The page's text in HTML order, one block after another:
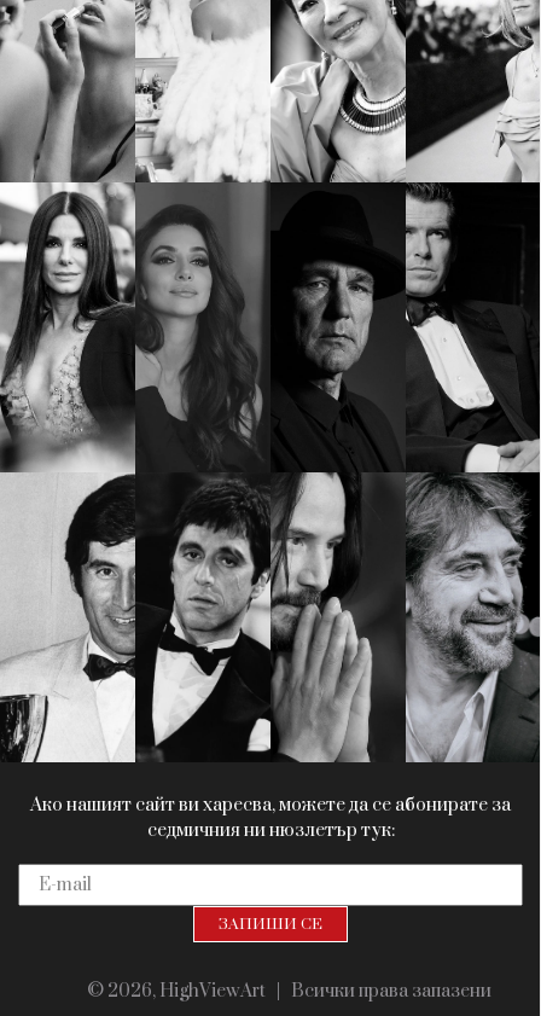
КАТЕГОРИИ
Wine&Dine
Подкасти
Мода
Dialogue
Изкуство
Красота
Цветно
Гурме
Пътувай
Wellness
ЗА НАС
Условия за
ползване
За нас
Реклама
Политика за
поверителност
ModerenDom
СЛЕДВАЙТЕ НИ
Facebook Instagram Twitter
Pinterest
YouTube
Spotify Soundcloud
Ако нашият сайт ви харесва, можете да се абонирате за
седмичния ни нюзлетър тук:
© 2026, HighViewArt | Всички права запазени